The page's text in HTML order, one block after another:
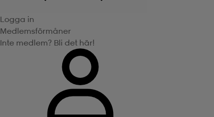
Logga in
Medlemsförmåner
Inte medlem? Bli det här!